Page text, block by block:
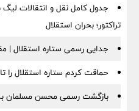
جدول کامل نقل و انتقالات
تراکتور؛ بحران استقلال
جدایی رسمی ستاره استقلال |
حماقت کردم ستاره استقلال را
بازگشت رسمی محسن مسلمان